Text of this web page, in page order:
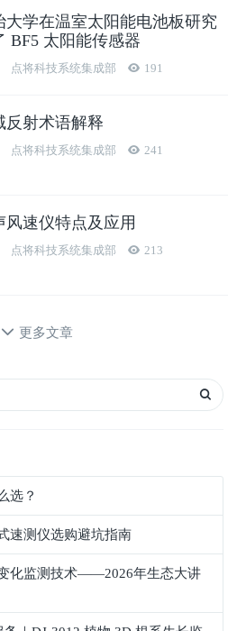
大学在温室太阳能电池板研究
BF5 太阳能传感器
点将科技系统集成部 191
反射术语解释
点将科技系统集成部 241
风速仪特点及应用
点将科技系统集成部 213
更多文章
选？
速测仪选购避坑指南
化监测技术——2026年生态大讲